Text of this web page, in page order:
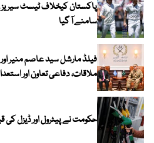
سامنے آ گیا
فیلڈ مارشل سید عاصم منیر
ملاقات، دفاعی تعاون اور
حکومت نے پیٹرول اور ڈیزل